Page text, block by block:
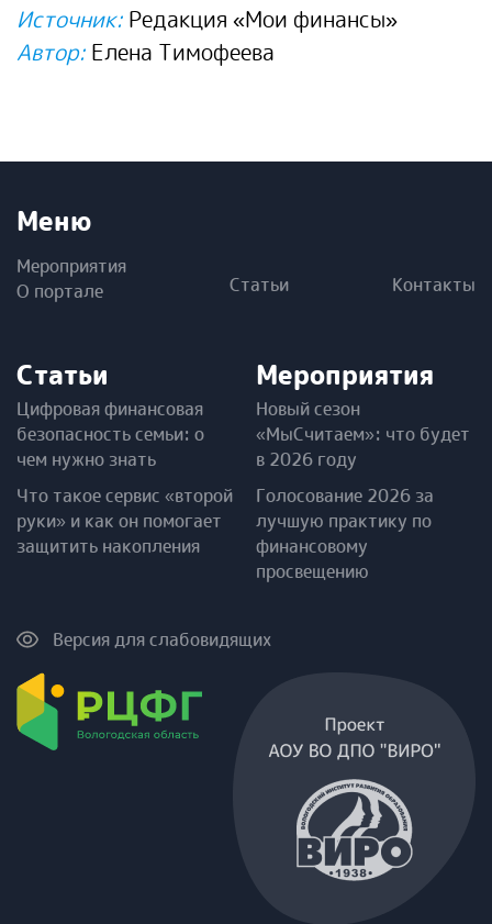
Источник: Редакция «Мои финансы»
Автор: Елена Тимофеева
Меню
Мероприятия
О портале
Статьи Контакты
Статьи
Цифровая финансовая
безопасность семьи: о
чем нужно знать
Что такое сервис «второй
руки» и как он помогает
защитить накопления
Мероприятия
Новый сезон
«МыСчитаем»: что будет
в 2026 году
Голосование 2026 за
лучшую практику по
финансовому
просвещению
Версия для слабовидящих